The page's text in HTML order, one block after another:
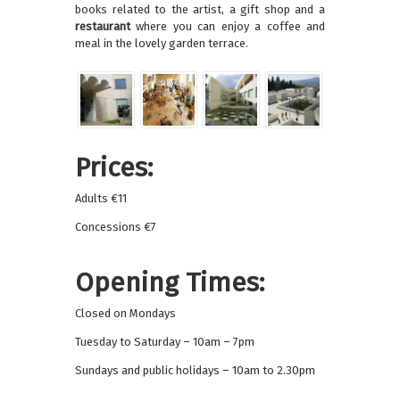
books related to the artist, a gift shop and a
restaurantwhere you can enjoy a coffee and
meal in the lovely garden terrace.
Prices:
Adults €11
Concessions €7
Opening Times:
Closed on Mondays
Tuesday to Saturday – 10am – 7pm
Sundays and public holidays – 10am to 2.30pm